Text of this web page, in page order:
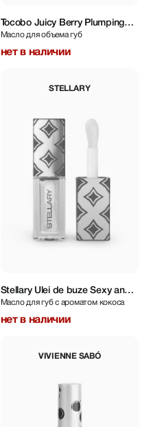
Tocobo Juicy Berry Plumping
Lip Oil 4 g
Масло для объема губ
нет в наличии
STELLARY
Stellary Ulei de buze Sexy and
Rich 4.7 ml
Масло для губ с ароматом кокоса
нет в наличии
VIVIENNE SABÓ